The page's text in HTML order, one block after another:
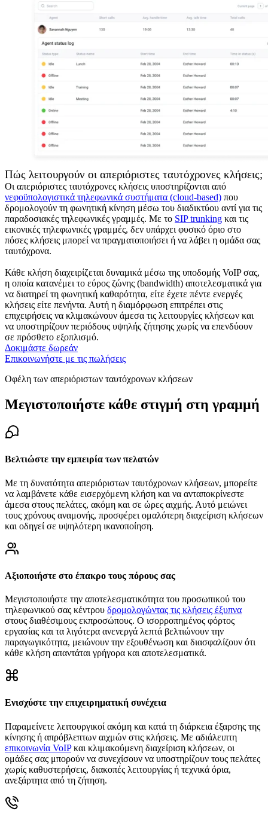
Πώς λειτουργούν οι απεριόριστες ταυτόχρονες κλήσεις;
Οι απεριόριστες ταυτόχρονες κλήσεις υποστηρίζονται από
νεφοϋπολογιστικά τηλεφωνικά συστήματα (cloud-based) που
δρομολογούν τη φωνητική κίνηση μέσω του διαδικτύου αντί για τις
παραδοσιακές τηλεφωνικές γραμμές. Με το SIP trunking και τις
εικονικές τηλεφωνικές γραμμές, δεν υπάρχει φυσικό όριο στο
πόσες κλήσεις μπορεί να πραγματοποιήσει ή να λάβει η ομάδα σας
ταυτόχρονα.
Κάθε κλήση διαχειρίζεται δυναμικά μέσω της υποδομής VoIP σας,
η οποία κατανέμει το εύρος ζώνης (bandwidth) αποτελεσματικά για
να διατηρεί τη φωνητική καθαρότητα, είτε έχετε πέντε ενεργές
κλήσεις είτε πενήντα. Αυτή η διαμόρφωση επιτρέπει στις
επιχειρήσεις να κλιμακώνουν άμεσα τις λειτουργίες κλήσεων και
να υποστηρίζουν περιόδους υψηλής ζήτησης χωρίς να επενδύουν
σε πρόσθετο εξοπλισμό.
Δοκιμάστε δωρεάν
Επικοινωνήστε με τις πωλήσεις
Οφέλη των απεριόριστων ταυτόχρονων κλήσεων
Μεγιστοποιήστε κάθε στιγμή στη γραμμή
Βελτιώστε την εμπειρία των πελατών
Με τη δυνατότητα απεριόριστων ταυτόχρονων κλήσεων, μπορείτε
να λαμβάνετε κάθε εισερχόμενη κλήση και να ανταποκρίνεστε
άμεσα στους πελάτες, ακόμη και σε ώρες αιχμής. Αυτό μειώνει
τους χρόνους αναμονής, προσφέρει ομαλότερη διαχείριση κλήσεων
και οδηγεί σε υψηλότερη ικανοποίηση.
Αξιοποιήστε στο έπακρο τους πόρους σας
Μεγιστοποιήστε την αποτελεσματικότητα του προσωπικού του
τηλεφωνικού σας κέντρου δρομολογώντας τις κλήσεις έξυπνα
στους διαθέσιμους εκπροσώπους. Ο ισορροπημένος φόρτος
εργασίας και τα λιγότερα ανενεργά λεπτά βελτιώνουν την
παραγωγικότητα, μειώνουν την εξουθένωση και διασφαλίζουν ότι
κάθε κλήση απαντάται γρήγορα και αποτελεσματικά.
Ενισχύστε την επιχειρηματική συνέχεια
Παραμείνετε λειτουργικοί ακόμη και κατά τη διάρκεια έξαρσης της
κίνησης ή απρόβλεπτων αιχμών στις κλήσεις. Με αδιάλειπτη
επικοινωνία VoIPκαι κλιμακούμενη διαχείριση κλήσεων, οι
ομάδες σας μπορούν να συνεχίσουν να υποστηρίζουν τους πελάτες
χωρίς καθυστερήσεις, διακοπές λειτουργίας ή τεχνικά όρια,
ανεξάρτητα από τη ζήτηση.